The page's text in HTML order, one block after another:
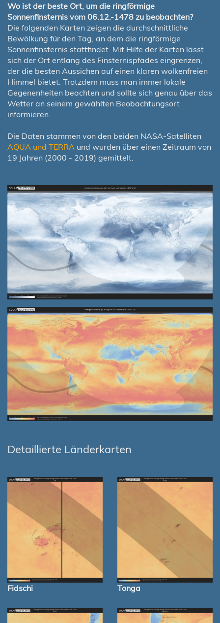
Wo ist der beste Ort, um die ringförmige
Sonnenfinsternis vom 06.12.-1478 zu beobachten?
Die folgenden Karten zeigen die durchschnittliche
Bewölkung für den Tag, an dem die ringförmige
Sonnenfinsternis stattfindet. Mit Hilfe der Karten lässt
sich der Ort entlang des Finsternispfades eingrenzen,
der die besten Aussichen auf einen klaren wolkenfreien
Himmel bietet. Trotzdem muss man immer lokale
Gegenenheiten beachten und sollte sich genau über das
Wetter an seinem gewählten Beobachtungsort
informieren.
Die Daten stammen von den beiden NASA-Satelliten
AQUA und TERRA und wurden über einen Zeitraum von
19 Jahren (2000 - 2019) gemittelt.
Detaillierte Länderkarten
Fidschi Tonga